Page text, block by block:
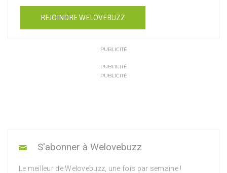
REJOINDRE WELOVEBUZZ
PUBLICITÉ
PUBLICITÉ
PUBLICITÉ
S'abonner à Welovebuzz
Le meilleur de Welovebuzz, une fois par semaine !